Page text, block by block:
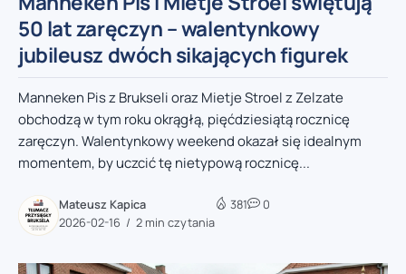
50 lat zaręczyn – walentynkowy
jubileusz dwóch sikających figurek
Manneken Pis z Brukseli oraz Mietje Stroel z Zelzate
obchodzą w tym roku okrągłą, pięćdziesiątą rocznicę
zaręczyn. Walentynkowy weekend okazał się idealnym
momentem, by uczcić tę nietypową rocznicę...
Mateusz Kapica
2026-02-16
2 min czytania
381 0